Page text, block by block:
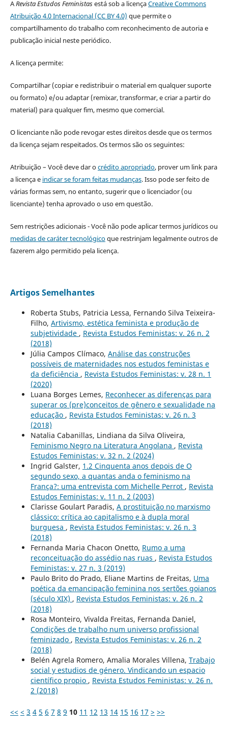
ARevista Estudos Feministasestá sob a licençaCreative Commons
Atribuição 4.0 Internacional (CC BY 4.0) que permite o
compartilhamento do trabalho com reconhecimento de autoria e
publicação inicial neste periódico.
A licença permite:
Compartilhar (copiar e redistribuir o material em qualquer suporte
ou formato) e/ou adaptar (remixar, transformar, e criar a partir do
material) para qualquer fim, mesmo que comercial.
O licenciante não pode revogar estes direitos desde que os termos
da licença sejam respeitados. Os termos são os seguintes:
Atribuição – Você deve dar ocrédito apropriado, prover um link para
a licença e indicar se foram feitas mudanças. Isso pode ser feito de
várias formas sem, no entanto, sugerir que o licenciador (ou
licenciante) tenha aprovado o uso em questão.
Sem restrições adicionais - Você não pode aplicar termos jurídicos ou
medidas de caráter tecnológicoque restrinjam legalmente outros de
fazerem algo permitido pela licença.
Artigos Semelhantes
Roberta Stubs, Patricia Lessa, Fernando Silva Teixeira-
Filho, Artivismo, estética feminista e produção de
subjetividade , Revista Estudos Feministas: v. 26 n. 2
(2018)
Júlia Campos Clímaco, Análise das construções
possíveis de maternidades nos estudos feministas e
da deficiência , Revista Estudos Feministas: v. 28 n. 1
(2020)
Luana Borges Lemes, Reconhecer as diferenças para
superar os (pre)conceitos de gênero e sexualidade na
educação , Revista Estudos Feministas: v. 26 n. 3
(2018)
Natalia Cabanillas, Lindiana da Silva Oliveira,
Feminismo Negro na Literatura Angolana , Revista
Estudos Feministas: v. 32 n. 2 (2024)
Ingrid Galster, 1.2 Cinquenta anos depois de O
segundo sexo, a quantas anda o feminismo na
França?: uma entrevista com Michelle Perrot , Revista
Estudos Feministas: v. 11 n. 2 (2003)
Clarisse Goulart Paradis, A prostituição no marxismo
clássico: crítica ao capitalismo e à dupla moral
burguesa , Revista Estudos Feministas: v. 26 n. 3
(2018)
Fernanda Maria Chacon Onetto, Rumo a uma
reconceituação do assédio nas ruas , Revista Estudos
Feministas: v. 27 n. 3 (2019)
Paulo Brito do Prado, Eliane Martins de Freitas, Uma
poética da emancipação feminina nos sertões goianos
(século XIX) , Revista Estudos Feministas: v. 26 n. 2
(2018)
Rosa Monteiro, Vivalda Freitas, Fernanda Daniel,
Condições de trabalho num universo profissional
feminizado , Revista Estudos Feministas: v. 26 n. 2
(2018)
Belén Agrela Romero, Amalia Morales Villena, Trabajo
social y estudios de género. Vindicando un espacio
científico propio , Revista Estudos Feministas: v. 26 n.
2 (2018)
<< < 3 4 5 6 7 8 9 10 11 12 13 14 15 16 17 > >>